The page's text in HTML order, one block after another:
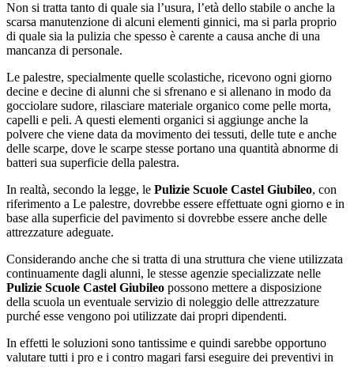
Non si tratta tanto di quale sia l’usura, l’età dello stabile o anche la
scarsa manutenzione di alcuni elementi ginnici, ma si parla proprio
di quale sia la pulizia che spesso è carente a causa anche di una
mancanza di personale.
Le palestre, specialmente quelle scolastiche, ricevono ogni giorno
decine e decine di alunni che si sfrenano e si allenano in modo da
gocciolare sudore, rilasciare materiale organico come pelle morta,
capelli e peli. A questi elementi organici si aggiunge anche la
polvere che viene data da movimento dei tessuti, delle tute e anche
delle scarpe, dove le scarpe stesse portano una quantità abnorme di
batteri sua superficie della palestra.
In realtà, secondo la legge, le Pulizie Scuole Castel Giubileo, con
riferimento a Le palestre, dovrebbe essere effettuate ogni giorno e in
base alla superficie del pavimento si dovrebbe essere anche delle
attrezzature adeguate.
Considerando anche che si tratta di una struttura che viene utilizzata
continuamente dagli alunni, le stesse agenzie specializzate nelle
Pulizie Scuole Castel Giubileo possono mettere a disposizione
della scuola un eventuale servizio di noleggio delle attrezzature
purché esse vengono poi utilizzate dai propri dipendenti.
In effetti le soluzioni sono tantissime e quindi sarebbe opportuno
valutare tutti i pro e i contro magari farsi eseguire dei preventivi in